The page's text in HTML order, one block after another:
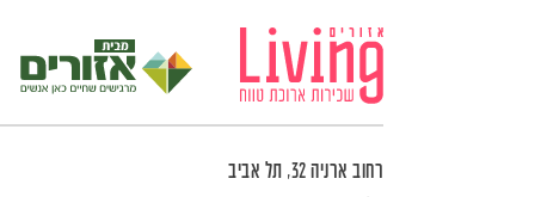
רחוב ארניה 32, תל אביב